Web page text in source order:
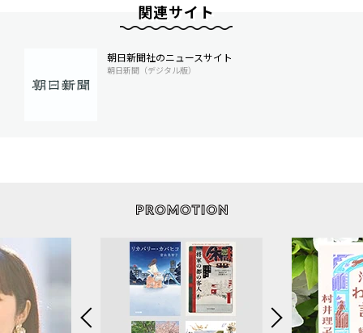
関連サイト
朝日新聞社のニュースサイト
朝日新聞（デジタル版）